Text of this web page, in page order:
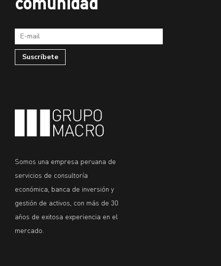
Somos una empresa peruana de
servicios de consultoría
económica, banca de inversión y
gestión de activos, con más de 30
años de exitosa experiencia en el
mercado.